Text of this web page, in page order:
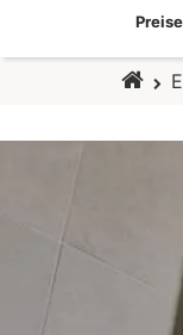
Preise